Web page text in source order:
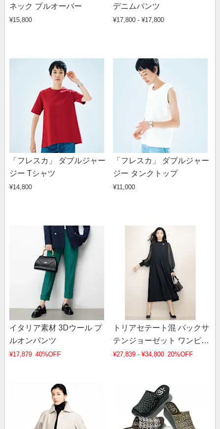
ネック プルオーバー
¥15,800
デニムパンツ
¥17,800 - ¥17,800
「フレスカ」 ダブルジャー
ジー Tシャツ
¥14,800
「フレスカ」 ダブルジャー
ジー タンクトップ
¥11,000
イタリア素材 3Dウール プ
ルオンパンツ
¥17,879 40%OFF
トリアセテート混 バックサ
テンジョーゼット ワンピ―
ス
¥27,839 - ¥34,800 20%OFF